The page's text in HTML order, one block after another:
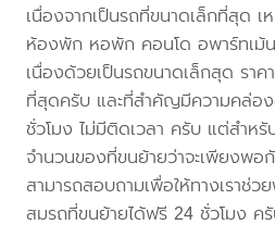
เนื่องจากเป็นรถที่ขนาดเล็กที่สุด เ
ห้องพัก หอพัก คอนโด อพาร์ทเม้น
เนื่องด้วยเป็นรถขนาดเล็กสุด ราค
ที่สุดครับ และที่สำคัญมีความคล่อ
ชั่วโมง ไม่มีติดเวลา ครับ แต่สำหรั
จำนวนของที่ขนย้ายว่าจะเพียงพ
สามารถสอบถามเพื่อให้ทางเราช่ว
สมรถที่ขนย้ายได้ฟรี 24 ชั่วโมง ค